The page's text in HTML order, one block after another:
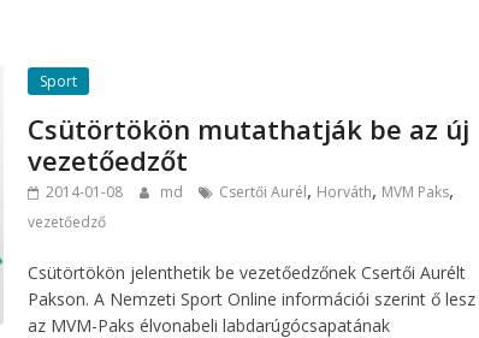
Sport
Csütörtökön mutathatják be az új
vezetőedzőt
2014-01-08 md Csertői Aurél, Horváth, MVM Paks,
vezetőedző
Csütörtökön jelenthetik be vezetőedzőnek Csertői Aurélt
Pakson. A Nemzeti Sport Online információi szerint ő lesz
az MVM-Paks élvonabeli labdarúgócsapatának